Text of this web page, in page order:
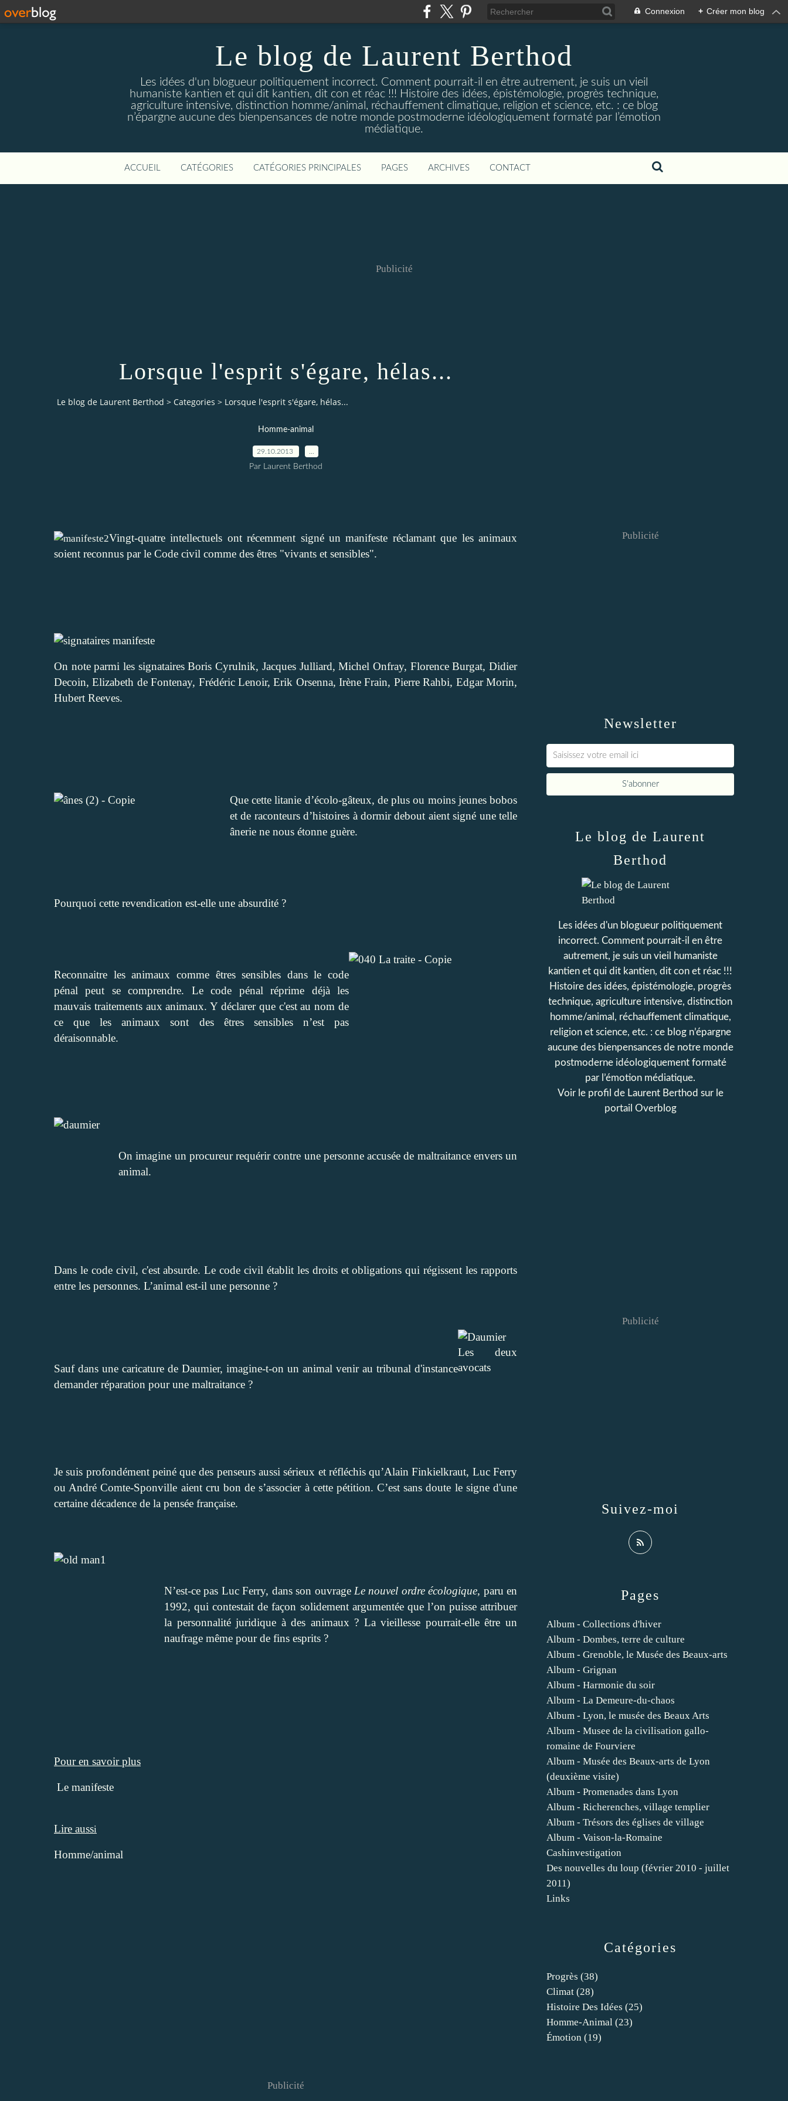
Connexion + Créer mon blog
Le blog de Laurent Berthod
Les idées d'un blogueur politiquement incorrect. Comment pourrait-il en être autrement, je suis un vieil
humaniste kantien et qui dit kantien, dit con et réac !!! Histoire des idées, épistémologie, progrès technique,
agriculture intensive, distinction homme/animal, réchauffement climatique, religion et science, etc. : ce blog
n’épargne aucune des bienpensances de notre monde postmoderne idéologiquement formaté par l’émotion
médiatique.
ACCUEIL CATÉGORIES CATÉGORIES PRINCIPALES PAGES ARCHIVES CONTACT
Publicité
Lorsque l'esprit s'égare, hélas...
Le blog de Laurent Berthod > Categories > Lorsque l'esprit s'égare, hélas...
Homme-animal
29.10.2013
Par Laurent Berthod
Vingt-quatre intellectuels ont récemment signé un manifeste réclamant que les animaux
soient reconnus par le Code civil comme des êtres "vivants et sensibles".
On note parmi les signataires Boris Cyrulnik, Jacques Julliard, Michel Onfray, Florence Burgat, Didier
Decoin, Elizabeth de Fontenay, Frédéric Lenoir, Erik Orsenna, Irène Frain, Pierre Rahbi, Edgar Morin,
Hubert Reeves.
Que cette litanie d’écolo-gâteux, de plus ou moins jeunes bobos
et de raconteurs d’histoires à dormir debout aient signé une telle
ânerie ne nous étonne guère.
Pourquoi cette revendication est-elle une absurdité ?
Reconnaitre les animaux comme êtres sensibles dans le code
pénal peut se comprendre. Le code pénal réprime déjà les
mauvais traitements aux animaux. Y déclarer que c'est au nom de
ce que les animaux sont des êtres sensibles n’est pas
déraisonnable.
On imagine un procureur requérir contre une personne accusée de maltraitance envers un
animal.
Dans le code civil, c'est absurde. Le code civil établit les droits et obligations qui régissent les rapports
entre les personnes. L’animal est-il une personne ?
Sauf dans une caricature de Daumier, imagine-t-on un animal venir au tribunal d'instance
demander réparation pour une maltraitance ?
Je suis profondément peiné que des penseurs aussi sérieux et réfléchis qu’Alain Finkielkraut, Luc Ferry
ou André Comte-Sponville aient cru bon de s’associer à cette pétition. C’est sans doute le signe d'une
certaine décadence de la pensée française.
N’est-ce pas Luc Ferry, dans son ouvrage Le nouvel ordre écologique, paru en
1992, qui contestait de façon solidement argumentée que l’on puisse attribuer
la personnalité juridique à des animaux ? La vieillesse pourrait-elle être un
naufrage même pour de fins esprits ?
Pour en savoir plus
Le manifeste
Lire aussi
Homme/animal
Publicité
Newsletter
Publicité
Catégories
Progrès (38)
Climat (28)
Histoire Des Idées (25)
Homme-Animal (23)
Émotion (19)
Pages
Album - Collections d'hiver
Album - Dombes, terre de culture
Album - Grenoble, le Musée des Beaux-arts
Album - Grignan
Album - Harmonie du soir
Album - La Demeure-du-chaos
Album - Lyon, le musée des Beaux Arts
Album - Musee de la civilisation gallo-
romaine de Fourviere
Album - Musée des Beaux-arts de Lyon
(deuxième visite)
Album - Promenades dans Lyon
Album - Richerenches, village templier
Album - Trésors des églises de village
Album - Vaison-la-Romaine
Cashinvestigation
Des nouvelles du loup (février 2010 - juillet
2011)
Links
Le blog de Laurent
Berthod
Les idées d'un blogueur politiquement
incorrect. Comment pourrait-il en être
autrement, je suis un vieil humaniste
kantien et qui dit kantien, dit con et réac !!!
Histoire des idées, épistémologie, progrès
technique, agriculture intensive, distinction
homme/animal, réchauffement climatique,
religion et science, etc. : ce blog n’épargne
aucune des bienpensances de notre monde
postmoderne idéologiquement formaté
par l’émotion médiatique.
Voir le profil de Laurent Berthod sur le
portail Overblog
Suivez-moi
Publicité